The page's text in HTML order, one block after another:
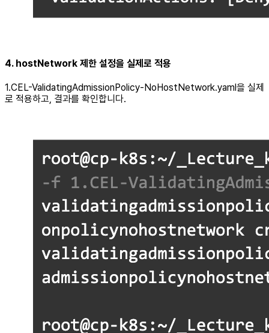
4. hostNetwork 제한 설정을 실제로 적용
1.CEL-ValidatingAdmissionPolicy-NoHostNetwork.yaml을 실제
로 적용하고, 결과를 확인합니다.